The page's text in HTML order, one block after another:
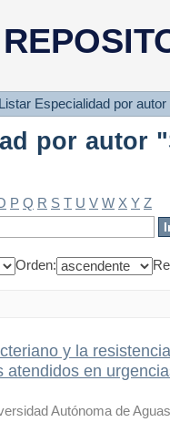
por autor
Listar Especialidad por autor
por autor
P Q R S T U V W X Y Z
Orden:
y la
atendidos en
Autónoma de